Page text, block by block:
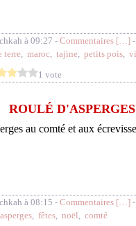
à 09:27 - Commentaires […]
terre, maroc, tajine, petits pois,
1 vote
ROULÉ
à 08:15 - Commentaires […]
asperges, fêtes, noël, comté